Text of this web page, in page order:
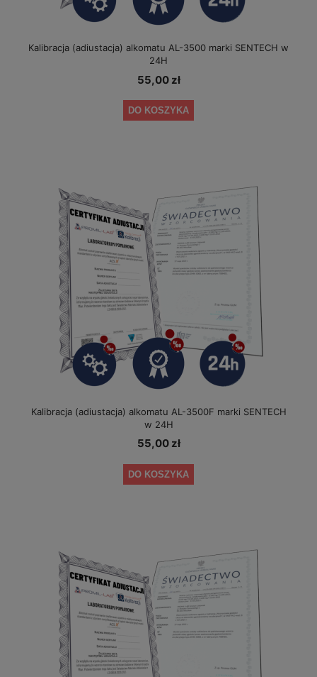
Kalibracja (adiustacja) alkomatu AL-3500 marki SENTECH w
24H
55,00 zł
DO KOSZYKA
Kalibracja (adiustacja) alkomatu AL-3500F marki SENTECH
w 24H
55,00 zł
DO KOSZYKA